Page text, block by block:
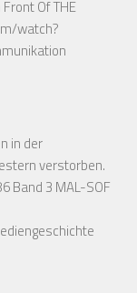
Of THE
watch?
in der
verstorben.
Band 3 MAL-SOF